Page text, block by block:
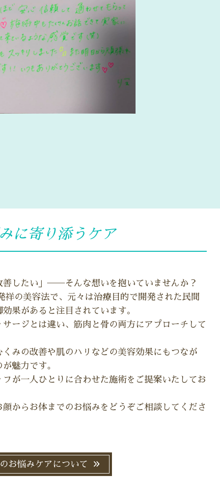
に寄り添うケア
善したい」──そんな想いを抱いていませんか？
の美容法で、元々は治療目的で開発された民間
果があると注目されています。
ージとは違い、筋肉と骨の両方にアプローチして
みの改善や肌のハリなどの美容効果にもつなが
魅力です。
が一人ひとりに合わせた施術をご提案いたしてお
からお体までのお悩みをどうぞご相談してくださ
お悩みケアについて